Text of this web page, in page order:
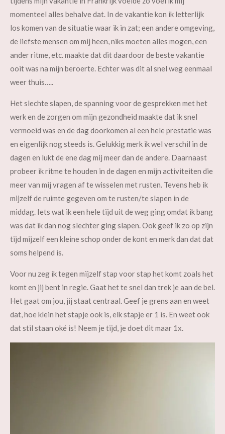
momenteel alles behalve dat. In de vakantie kon ik letterlijk
los komen van de situatie waar ik in zat; een andere omgeving,
de liefste mensen om mij heen, niks moeten alles mogen, een
ander ritme, etc. maakte dat dit daardoor de beste vakantie
ooit was na mijn beroerte. Echter was dit al snel weg eenmaal
weer thuis…..
Het slechte slapen, de spanning voor de gesprekken met het
werk en de zorgen om mijn gezondheid maakte dat ik snel
vermoeid was en de dag doorkomen al een hele prestatie was
en eigenlijk nog steeds is. Gelukkig merk ik wel verschil in de
dagen en lukt de ene dag mij meer dan de andere. Daarnaast
probeer ik ritme te houden in de dagen en mijn activiteiten die
meer van mij vragen af te wisselen met rusten. Tevens heb ik
mijzelf de ruimte gegeven om te rusten/te slapen in de
middag. Iets wat ik een hele tijd uit de weg ging omdat ik bang
was dat ik dan nog slechter ging slapen. Ook geef ik zo op zijn
tijd mijzelf een kleine schop onder de kont en merk dan dat dat
soms helpend is.
Voor nu zeg ik tegen mijzelf stap voor stap het komt zoals het
komt en jij bent in regie. Gaat het te snel dan trek je aan de bel.
Het gaat om jou, jij staat centraal. Geef je grens aan en weet
dat, hoe klein het stapje ook is, elk stapje er 1 is. En weet ook
dat stil staan oké is! Neem je tijd, je doet dit maar 1x.